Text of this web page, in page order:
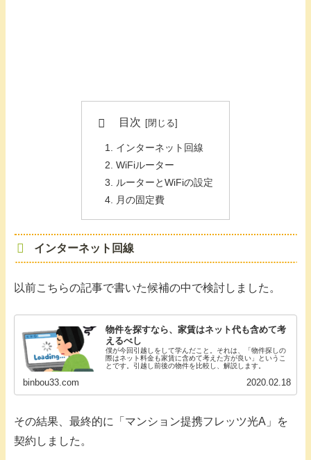
目次
インターネット回線
WiFiルーター
ルーターとWiFiの設定
月の固定費
インターネット回線
以前こちらの記事で書いた候補の中で検討しました。
物件を探すなら、家賃はネット代も含めて考
えるべし
僕が今回引越しをして学んだこと。それは、「物件探しの
際はネット料金も家賃に含めて考えた方が良い」というこ
とです。引越し前後の物件を比較し、解説します。
binbou33.com 2020.02.18
その結果、最終的に「マンション提携フレッツ光A」を
契約しました。